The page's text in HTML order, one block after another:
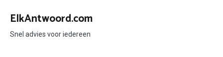
naar
inhoud
ElkAntwoord.com
Snel advies voor iedereen